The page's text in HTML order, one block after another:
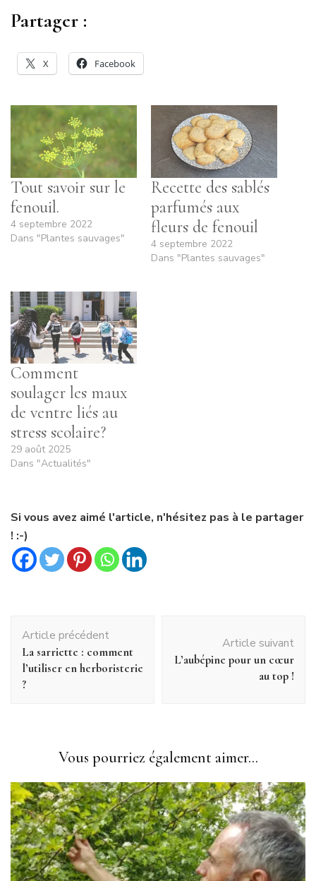
Partager :
X Facebook
Tout savoir sur le
fenouil.
4 septembre 2022
Dans "Plantes sauvages"
Recette des sablés
parfumés aux
fleurs de fenouil
4 septembre 2022
Dans "Plantes sauvages"
Comment
soulager les maux
de ventre liés au
stress scolaire?
29 août 2025
Dans "Actualités"
Si vous avez aimé l'article, n'hésitez pas à le partager
! :-)
d'article
Article précédent
La sarriette : comment
l’utiliser en herboristerie
?
Article suivant
L’aubépine pour un cœur
au top !
Vous pourriez également aimer...